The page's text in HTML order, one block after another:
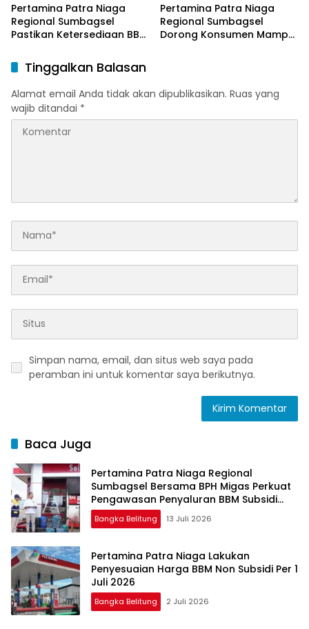
Pertamina Patra Niaga
Regional Sumbagsel
Pastikan Ketersediaan BBM
Ramadan dan Menjelang
Idulfitri
Pertamina Patra Niaga
Regional Sumbagsel
Dorong Konsumen Mampu
Tinggalkan Balasan
Alamat email Anda tidak akan dipublikasikan. Ruas yang
wajib ditandai *
Simpan nama, email, dan situs web saya pada
peramban ini untuk komentar saya berikutnya.
Baca Juga
Pertamina Patra Niaga Regional
Sumbagsel Bersama BPH Migas Perkuat
Pengawasan Penyaluran BBM Subsidi
bagi Nelayan melalui Aplikasi XSTAR
Bangka Belitung 13 Juli 2026
Pertamina Patra Niaga Lakukan
Penyesuaian Harga BBM Non Subsidi Per 1
Juli 2026
Bangka Belitung 2 Juli 2026